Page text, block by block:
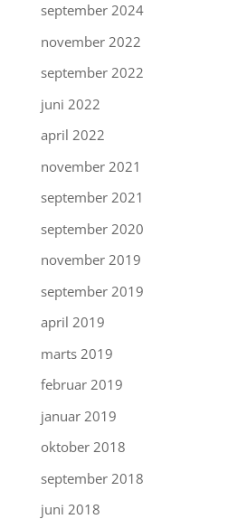
september 2024
november 2022
september 2022
juni 2022
april 2022
november 2021
september 2021
september 2020
november 2019
september 2019
april 2019
marts 2019
februar 2019
januar 2019
oktober 2018
september 2018
juni 2018